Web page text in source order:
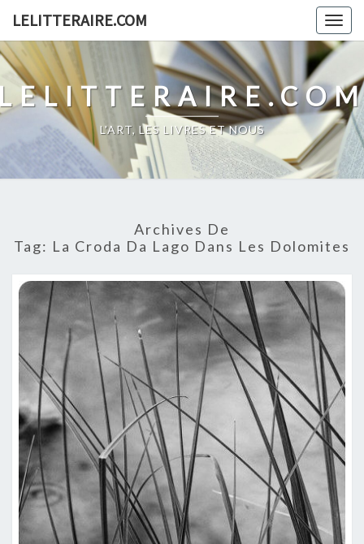
content
LELITTERAIRE.COM
L'ART, LES LIVRES ET NOUS
Archives De
Tag: La Croda Da Lago Dans Les Dolomites